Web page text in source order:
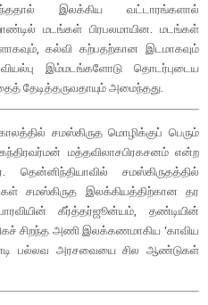
இலக்கிய வட்டாரங்களால்
மடங்கள் பிரபலமாயின. மடங்கள்
கல்வி கற்பதற்கான இடமாகவும்
இம்மடங்களோடு தொடர்புடைய
தேடித்தருவதாயும் அமைந்தது.
சமஸ்கிருத மொழிக்குப் பெரும்
மத்தவிலாசபிரகசனம் என்ற
தென்னிந்தியாவில் சமஸ்கிருதத்தில்
சமஸ்கிருத இலக்கியத்திற்கான தர
கீர்த்தர்ஜூன்யம், தண்டியின்
சிறந்த அணி இலக்கணமாகிய ‘காவிய
பல்லவ அரசவையை சில ஆண்டுகள்